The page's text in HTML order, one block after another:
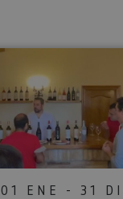
5 vinos
01 ENE - 31